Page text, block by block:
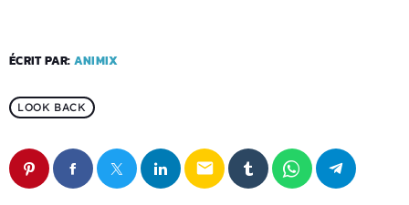
ÉCRIT PAR: ANIMIX
LOOK BACK
email